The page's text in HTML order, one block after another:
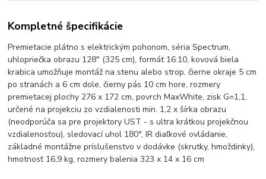
Kompletné špecifikácie
Premietacie plátno s elektrickým pohonom, séria Spectrum,
uhlopriečka obrazu 128" (325 cm), formát 16:10, kovová biela
krabica umožňuje montáž na stenu alebo strop, čierne okraje 5 cm
po stranách a 6 cm dole, čierny pás 10 cm hore, rozmery
premietacej plochy 276 x 172 cm, povrch MaxWhite, zisk G=1,1,
určené na projekciu zo vzdialenosti min. 1,2 x šírka obrazu
(neodporúča sa pre projektory UST - s ultra krátkou projekčnou
vzdialenosťou), sledovací uhol 180°, IR diaľkové ovládanie,
základné montážne príslušenstvo v dodávke (skrutky, hmoždinky),
hmotnosť 16,9 kg, rozmery balenia 323 x 14 x 16 cm